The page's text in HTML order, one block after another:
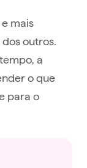
mais
outros.
a
o que
para o